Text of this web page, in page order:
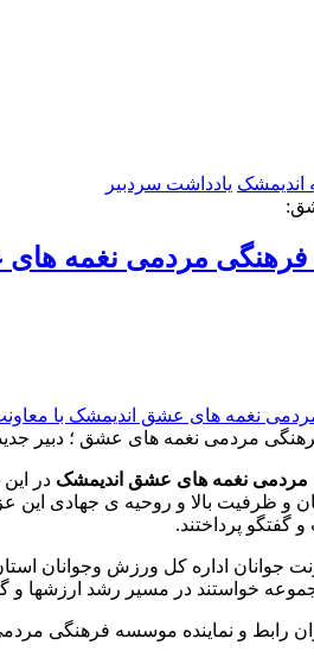
اندیمشک یادداشت سردبیر
فرهنگی مردمی نغمه
مردمی نغمه های عشق ؛ دبیر جدید
نغمه های عشق اندیمشک در
و ظرفیت بالا و روحیه ی جهادی این
گفتگو پرداختند.
جوانان اداره کل ورزش وجوانان
خواستند در مسیر رشد ارزشها و
رابط و نماینده موسسه فرهنگی